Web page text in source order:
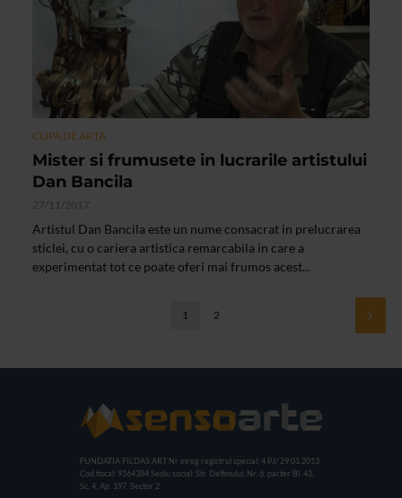
CLIPA DE ARTA
Mister si frumusete in lucrarile artistului
Dan Bancila
27/11/2017
Artistul Dan Bancila este un nume consacrat in prelucrarea
sticlei, cu o cariera artistica remarcabila in care a
experimentat tot ce poate oferi mai frumos acest...
1 2
FUNDATIA FILDAS ART Nr inreg registrul special: 4 PJ/ 29.01.2013
Cod fiscal: 9164384 Sediu social: Str. Delfinului, Nr. 6, parter Bl. 42,
Sc. 4, Ap. 197, Sector 2